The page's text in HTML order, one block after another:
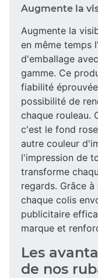
Augmente la
Augmente la
en même temps
d'emballage
gamme. Ce
fiabilité
possibilité de
chaque rouleau.
c'est le fond
autre couleur
l'impression de
transforme
regards. Grâce
chaque colis
publicitaire
marque et
Les
de nos